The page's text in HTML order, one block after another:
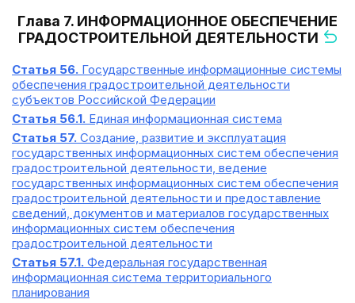
Глава 7. ИНФОРМАЦИОННОЕ ОБЕСПЕЧЕНИЕ
ГРАДОСТРОИТЕЛЬНОЙ ДЕЯТЕЛЬНОСТИ
Статья 56. Государственные информационные системы
обеспечения градостроительной деятельности
субъектов Российской Федерации
Статья 56.1. Единая информационная система
Статья 57. Создание, развитие и эксплуатация
государственных информационных систем обеспечения
градостроительной деятельности, ведение
государственных информационных систем обеспечения
градостроительной деятельности и предоставление
сведений, документов и материалов государственных
информационных систем обеспечения
градостроительной деятельности
Статья 57.1. Федеральная государственная
информационная система территориального
планирования